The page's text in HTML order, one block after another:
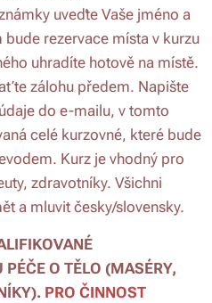
uveďte Vaše jméno a
rezervace místa v kurzu
uhradíte hotově na místě.
zálohu předem. Napište
do e-mailu, v tomto
celé kurzovné, které bude
Kurz je vhodný pro
zdravotníky. Všichni
a mluvit česky/slovensky.
PÉČE O TĚLO (MASÉRY,
PRO ČINNOST